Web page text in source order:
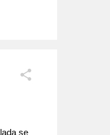
se